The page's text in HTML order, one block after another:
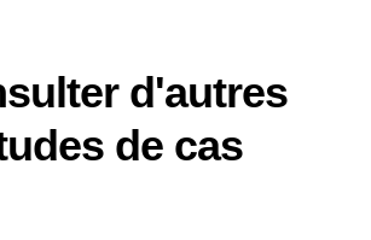
d'autres
de cas